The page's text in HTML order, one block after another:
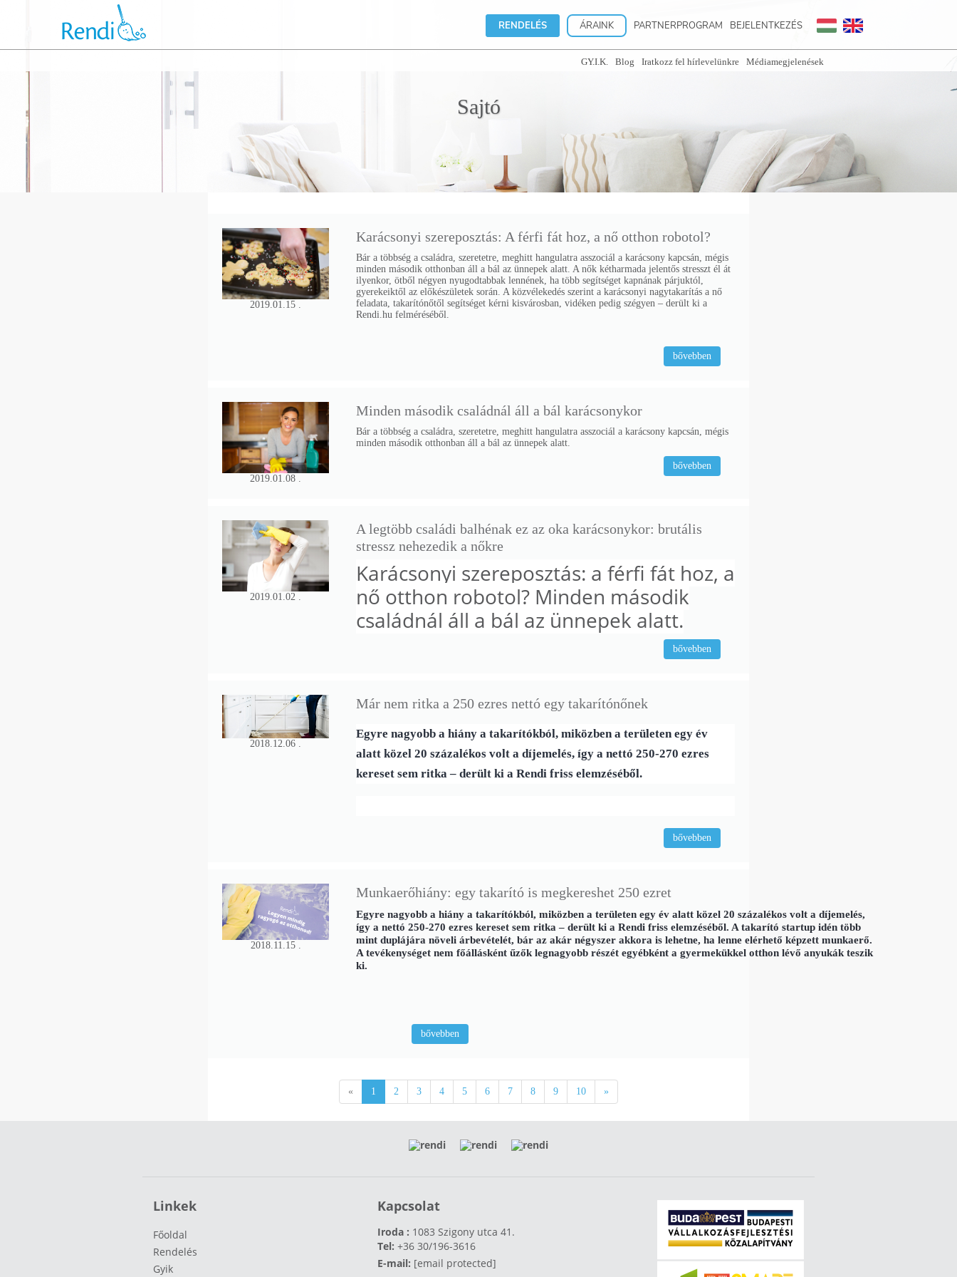
RENDELÉS ÁRAINK PARTNERPROGRAM BEJELENTKEZÉS
GY.I.K. Blog Iratkozz fel hírlevelünkre Médiamegjelenések
Sajtó
2019.01.15 .
Karácsonyi szereposztás: A férfi fát hoz, a nő otthon robotol?
Bár a többség a családra, szeretetre, meghitt hangulatra asszociál a karácsony kapcsán, mégis
minden második otthonban áll a bál az ünnepek alatt. A nők kétharmada jelentős stresszt él át
ilyenkor, ötből négyen nyugodtabbak lennének, ha több segítséget kapnának párjuktól,
gyerekeiktől az előkészületek során. A közvélekedés szerint a karácsonyi nagytakarítás a nő
feladata, takarítónőtől segítséget kérni kisvárosban, vidéken pedig szégyen – derült ki a
Rendi.hu felméréséből.
bővebben
2019.01.08 .
Min­den má­so­dik csa­lád­nál áll a bál ka­rá­csony­kor
Bár a több­ség a csa­ládra, sze­re­tetre, meg­hitt han­gu­latra asszo­ciál a ka­rá­csony kap­csán, mégis
min­den má­so­dik ott­hon­ban áll a bál az ün­ne­pek alatt.
bővebben
2019.01.02 .
A legtöbb családi balhénak ez az oka karácsonykor: brutális
stressz nehezedik a nőkre
Karácsonyi szereposztás: a férfi fát hoz, a
nő otthon robotol? Minden második
családnál áll a bál az ünnepek alatt.
bővebben
2018.12.06 .
Már nem ritka a 250 ezres nettó egy takarítónőnek
Egyre nagyobb a hiány a takarítókból, miközben a területen egy év
alatt közel 20 százalékos volt a díjemelés, így a nettó 250-270 ezres
kereset sem ritka – derült ki a Rendi friss elemzéséből.
bővebben
2018.11.15 .
Munkaerőhiány: egy takarító is megkereshet 250 ezret
Egyre nagyobb a hiány a takarítókból, miközben a területen egy év alatt közel 20 százalékos volt a díjemelés,
így a nettó 250-270 ezres kereset sem ritka – derült ki a Rendi friss elemzéséből. A takarító startup idén több
mint duplájára növeli árbevételét, bár az akár négyszer akkora is lehetne, ha lenne elérhető képzett munkaerő.
A tevékenységet nem főállásként űzők legnagyobb részét egyébként a gyermekükkel otthon lévő anyukák teszik
ki.
bővebben
« 1 2 3 4 5 6 7 8 9 10 »
Linkek
Főoldal
Rendelés
Gyik
Kapcsolat
Iroda : 1083 Szigony utca 41.
Tel: +36 30/196-3616
E-mail: [email protected]